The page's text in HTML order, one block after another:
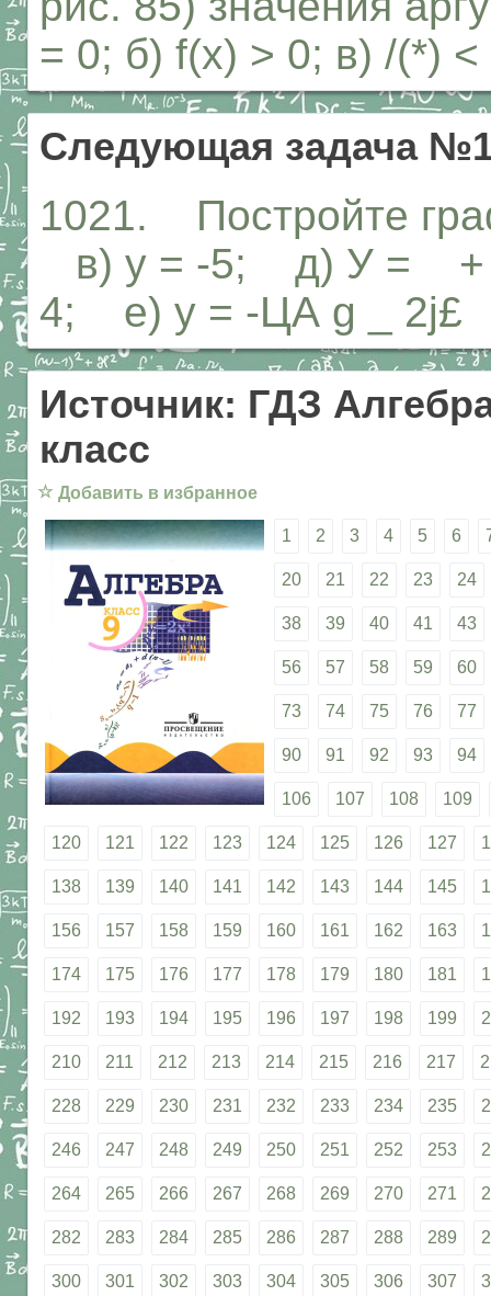
= 0; б) f(x) > 0; в) /(*) <
Следующая задача
1021. Постройте
в) у = -5; д) У = +
4; е) у = -ЦА g _ 2j£
Источник: ГДЗ
класс
☆ Добавить в избранное
1 2 3 4 5 6
20 21 22 23 24
38 39 40 41 43
56 57 58 59 60
73 74 75 76 77
90 91 92 93 94
106 107 108 109
120 121 122 123 124 125 126 127
138 139 140 141 142 143 144 145
156 157 158 159 160 161 162 163
174 175 176 177 178 179 180 181
192 193 194 195 196 197 198 199
210 211 212 213 214 215 216 217
228 229 230 231 232 233 234 235
246 247 248 249 250 251 252 253
264 265 266 267 268 269 270 271
282 283 284 285 286 287 288 289
300 301 302 303 304 305 306 307